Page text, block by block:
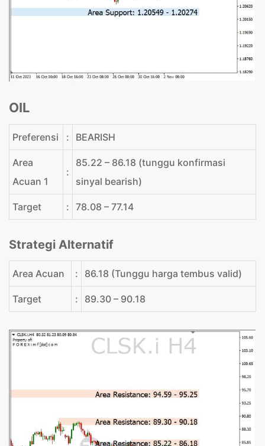
OIL
Preferensi : BEARISH
Area
Acuan 1
:
85.22 – 86.18 (tunggu konfirmasi
sinyal bearish)
Target : 78.08 – 77.14
Strategi Alternatif
Area Acuan : 86.18 (Tunggu harga tembus valid)
Target : 89.30 – 90.18